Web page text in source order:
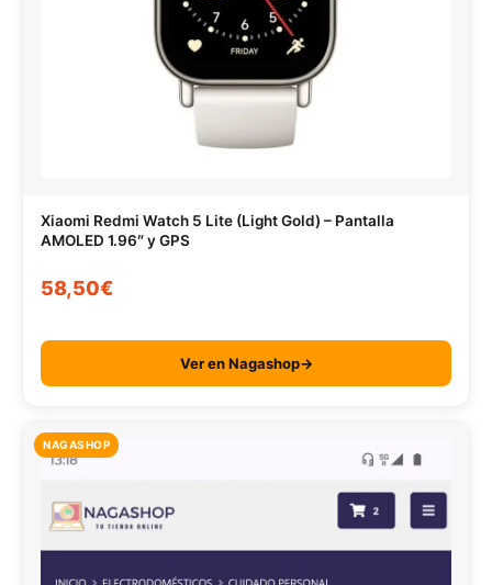
Xiaomi Redmi Watch 5 Lite (Light Gold) – Pantalla
AMOLED 1.96″ y GPS
58,50€
Ver en Nagashop→
NAGASHOP